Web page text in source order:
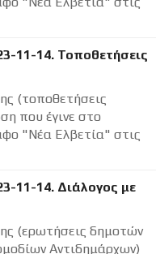
11-14. Τοποθετήσεις
(τοποθετήσεις
που έγινε στο
"Νέα Ελβετία" στις
11-14. Διάλογος με
(ερωτήσεις δημοτών
Αντιδημάρχων)